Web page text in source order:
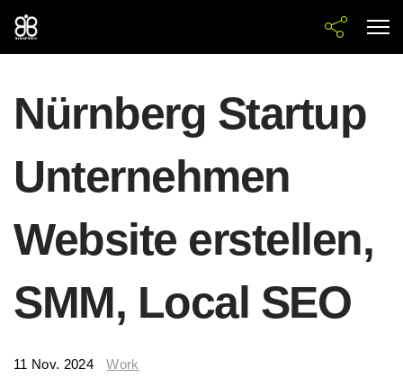
Nürnberg Startup
Unternehmen
Website erstellen,
SMM, Local SEO
11 Nov. 2024 Work